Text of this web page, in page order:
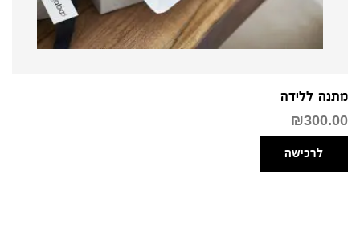
מתנה ללידה
₪300.00
לרכישה